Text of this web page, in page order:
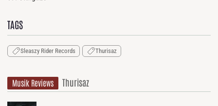
TAGS
Sleaszy Rider Records Thurisaz
Musik Reviews Thurisaz